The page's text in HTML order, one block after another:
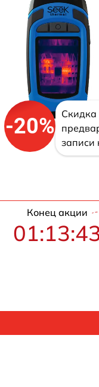
-20%
Скидка
записи
Конец акции